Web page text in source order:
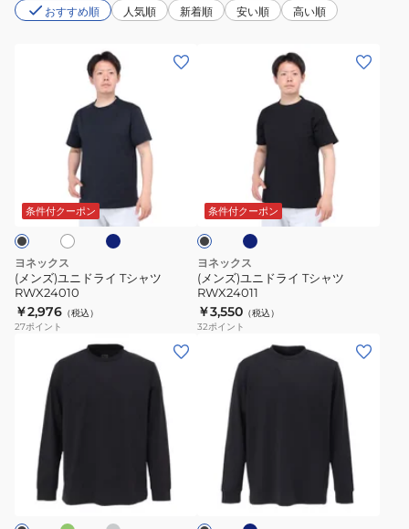
おすすめ順 人気順 新着順 安い順 高い順
イ
T
シ
ャ
ツ
RWX24010
条件付クーポン
ビ
ヨネックス
(メンズ)ユニドライ Tシャツ
RWX24010
￥2,976 （税込）
27ポイント
イ
T
シ
ャ
ツ
RWX24011
条件付クーポン
ブ
ッ
ク
ビ
ー
ヨネックス
(メンズ)ユニドライ Tシャツ
RWX24011
￥3,550 （税込）
32ポイント
ツ
チ
ャ
長
ブ
ッ
イ
ビ